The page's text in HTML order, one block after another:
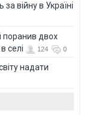
війну в Україні
поранив двох
селі
124 0
надати